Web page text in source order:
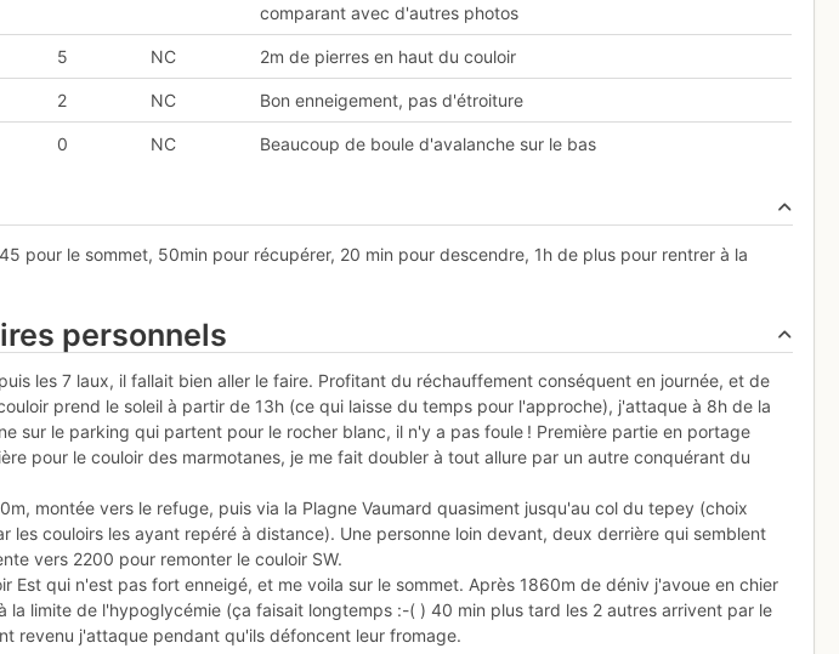
comparant avec d'autres photos
5 NC 2m de pierres en haut du couloir
2 NC Bon enneigement, pas d'étroiture
0 NC Beaucoup de boule d'avalanche sur le bas
pour le sommet, 50min pour récupérer, 20 min pour descendre, 1h de plus pour rentrer à la
personnels
les 7 laux, il fallait bien aller le faire. Profitant du réchauffement conséquent en journée, et de
prend le soleil à partir de 13h (ce qui laisse du temps pour l'approche), j'attaque à 8h de la
sur le parking qui partent pour le rocher blanc, il n'y a pas foule ! Première partie en portage
pour le couloir des marmotanes, je me fait doubler à tout allure par un autre conquérant du
montée vers le refuge, puis via la Plagne Vaumard quasiment jusqu'au col du tepey (choix
les couloirs les ayant repéré à distance). Une personne loin devant, deux derrière qui semblent
vers 2200 pour remonter le couloir SW.
Est qui n'est pas fort enneigé, et me voila sur le sommet. Après 1860m de déniv j'avoue en chier
la limite de l'hypoglycémie (ça faisait longtemps :-( ) 40 min plus tard les 2 autres arrivent par le
revenu j'attaque pendant qu'ils défoncent leur fromage.